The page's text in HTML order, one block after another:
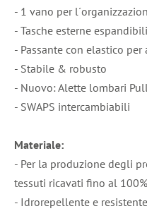
- 1 vano per
- Tasche esterne espandibili
- Passante con elastico per
- Stabile & robusto
- Nuovo: Alette lombari
- SWAPS intercambiabili
Materiale:
- Per la produzione degli
tessuti ricavati fino al
- Idrorepellente e